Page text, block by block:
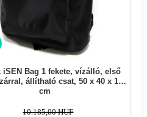
iSEN Bag 1 fekete, vízálló, első
állítható csat, 50 x 40 x 10
cm
10.185,00 HUF